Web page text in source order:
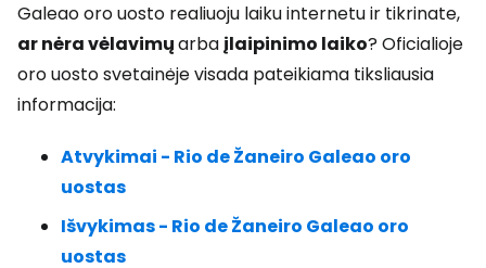
Galeao oro uosto realiuoju laiku internetu ir tikrinate,
ar nėra vėlavimųarbaįlaipinimo laiko? Oficialioje
oro uosto svetainėje visada pateikiama tiksliausia
informacija:
Atvykimai - Rio de Žaneiro Galeao oro
uostas
Išvykimas - Rio de Žaneiro Galeao oro
uostas